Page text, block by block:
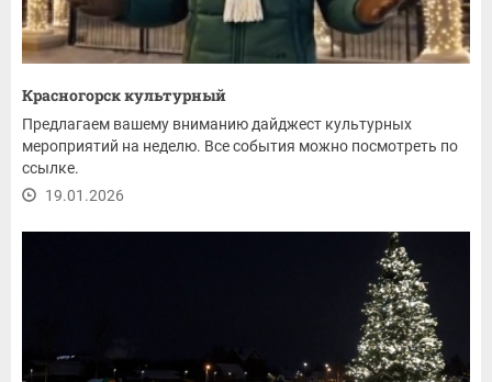
Красногорск культурный
Предлагаем вашему вниманию дайджест культурных
мероприятий на неделю. Все события можно посмотреть по
ссылке.
19.01.2026